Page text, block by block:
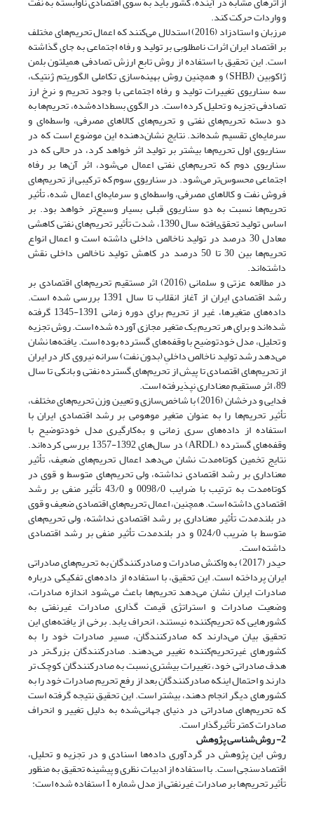
و واردات حرکت کند.
مرزبان و استادزاد (2016) استدلال می‌کنند که اعمال تحریم‌های مختلف
بر اقتصاد ایران اثرات نامطلوبی بر تولید و رفاه اجتماعی به جای گذاشته
است. این تحقیق با استفاده از روش تابع ارزش تصادفی همیلتون بلمن
ژاکوبین (SHBJ) و همچنین روش بهینه‌سازی تکاملی الگوریتم ژنتیک،
سه سناریوی تغییرات تولید و رفاه اجتماعی با وجود تحریم و نرخ ارز
تصادفی تجزیه و تحلیل کرده است. در الگوی بسط‌داده‌شده، تحریم‌ها به
دو دسته تحریم‌های نفتی و تحریم‌های کالاهای مصرفی، واسطه‌ای و
سرمایه‌ای تقسیم شده‌اند. نتایج نشان‌دهنده این موضوع است که در
سناریوی اول تحریم‌ها بیشتر بر تولید اثر خواهد کرد، در حالی که در
سناریوی دوم که تحریم‌های نفتی اعمال می‌شود، اثر آن‌ها بر رفاه
اجتماعی محسوس‌تر می‌شود. در سناریوی سوم که ترکیبی از تحریم‌های
فروش نفت و کالاهای مصرفی، واسطه‌ای و سرمایه‌ای اعمال شده، تأثیر
تحریم‌ها نسبت به دو سناریوی قبلی بسیار وسیع‌تر خواهد بود. بر
اساس تولید تحقق‌یافته سال 1390، شدت تأثیر تحریم‌های نفتی کاهشی
معادل 30 درصد در تولید ناخالص داخلی داشته است و اعمال انواع
تحریم‌ها بین 30 تا 50 درصد در کاهش تولید ناخالص داخلی نقش
داشته‌اند.
در مطالعه عزتی و سلمانی (2016) اثر مستقیم تحریم‌های اقتصادی بر
رشد اقتصادی ایران از آغاز انقلاب تا سال 1391 بررسی شده است.
داده‌های متغیرها، غیر از تحریم برای دوره زمانی 1391-1345 گرفته
شده‌اند و برای هر تحریم یک متغیر مجازی آورده شده است. روش تجزیه
و تحلیل، مدل خودتوضیح با وقفه‌های گسترده بوده است. یافته‌ها نشان
می‌دهد رشد تولید ناخالص داخلیِ (بدون نفت) سرانه نیروی کار در ایران
از تحریم‌های اقتصادی تا پیش از تحریم‌های گسترده نفتی و بانکی تا سال
89، اثر مستقیم معناداری نپذیرفته است.
فدایی و درخشان (2016) با شاخص‌سازی و تعیین وزن تحریم‌های مختلف،
تأثیر تحریم‌ها را به عنوان متغیر موهومی بر رشد اقتصادی ایران با
استفاده از داده‌های سری زمانی و به‌کارگیری مدل خودتوضیح با
وقفه‌های گسترده (ARDL) در سال‌های 1392-1357 بررسی کرده‌اند.
نتایج تخمین کوتاه‌مدت نشان می‌دهد اعمال تحریم‌های ضعیف، تأثیر
معناداری بر رشد اقتصادی نداشته، ولی تحریم‌های متوسط و قوی در
کوتاه‌مدت به ترتیب با ضرایب 0098/0 و 43/0 تأثیر منفی بر رشد
اقتصادی داشته است. همچنین، اعمال تحریم‌های اقتصادی ضعیف و قوی
در بلندمدت تأثیر معناداری بر رشد اقتصادی نداشته، ولی تحریم‌های
متوسط با ضریب 024/0 و در بلندمدت تأثیر منفی بر رشد اقتصادی
داشته است.
حیدر (2017) به واکنش صادرات و صادرکنندگان به تحریم‌های صادراتی
ایران پرداخته است. این تحقیق، با استفاده از داده‌های تفکیکی درباره
صادرات ایران نشان می‌دهد تحریم‌ها باعث می‌شود اندازه صادرات،
وضعیت صادرات و استراتژی قیمت گذاری صادرات غیرنفتی به
کشورهایی که تحریم‌کننده نیستند، انحراف یابد. برخی از یافته‌های این
تحقیق بیان می‌دارند که صادرکنندگان، مسیر صادرات خود را به
کشورهای غیرتحریم‌کننده تغییر می‌دهند. صادرکنندگان بزرگ‌تر در
هدف صادراتی خود، تغییرات بیشتری نسبت به صادرکنندگان کوچک تر
دارند و احتمال اینکه صادرکنندگان بعد از رفع تحریم صادرات خود را به
کشورهای دیگر انجام دهند، بیشتر است. این تحقیق نتیجه گرفته است
که تحریم‌های صادراتی در دنیای جهانی‌شده به دلیل تغییر و انحراف
صادرات کمتر تأثیرگذار است.
2- روش‌شناسی پژوهش
روش این پژوهش در گردآوری داده‌ها اسنادی و در تجزیه و تحلیل،
اقتصاد‌سنجی است. با استفاده از ادبیات نظری و پیشینه تحقیق به منظور
تأثیر تحریم‌ها بر صادرات غیرنفتی از مدل شماره 1 استفاده شده است: